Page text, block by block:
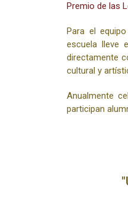
Premio de las
Para el
escuela lleve
directamente
cultural y
Anualmente
participan